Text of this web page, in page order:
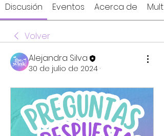
Discusión Eventos Acerca de
Volver
Alejandra Silva
30 de julio de 2024 ·